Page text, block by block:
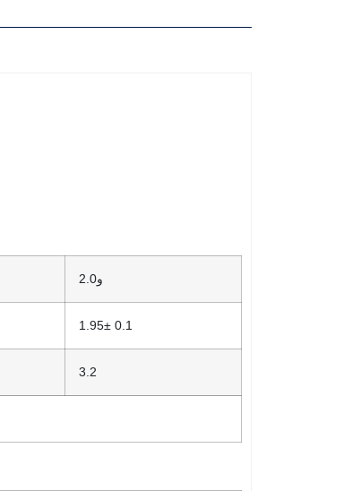
و2.0
1.95± 0.1
3.2